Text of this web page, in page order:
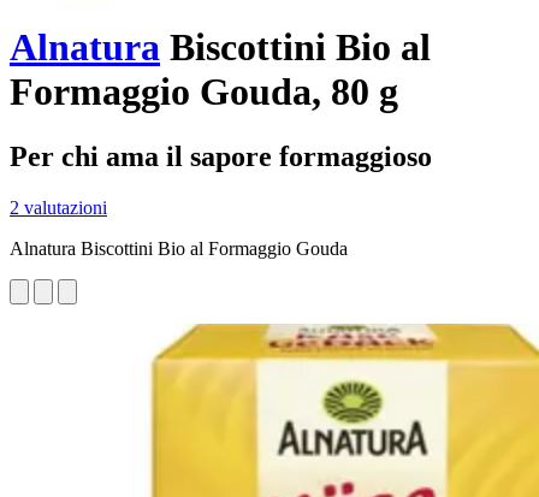
Alnatura Biscottini Bio al
Formaggio Gouda, 80 g
Per chi ama il sapore formaggioso
2 valutazioni
Alnatura Biscottini Bio al Formaggio Gouda